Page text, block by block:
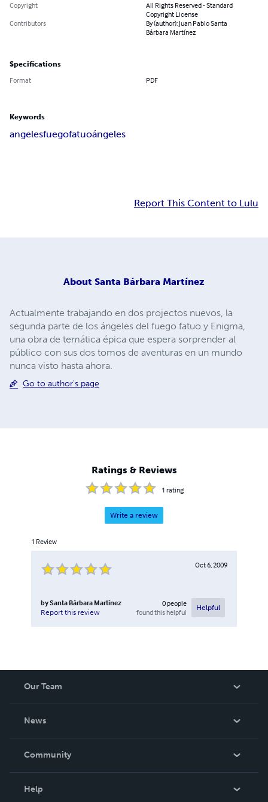
Copyright
All Rights Reserved - Standard
Copyright License
Contributors
By (author): Juan Pablo Santa
Bárbara Martínez
Specifications
Format PDF
Keywords
angelesfuegofatuoángeles
Report This Content to Lulu
About Santa Bárbara Martínez
Actualmente trabajando en dos projectos nuevos, la
segunda parte de los ángeles del fuego fatuo y Enigma,
una obra de temática épica que espera sorprender al
público con sus dos tomos de aventuras en un mundo
nunca visto hasta ahora.
Go to author's page
Ratings & Reviews
1 rating
Write a review
1 Review
Oct 6, 2009
bySanta Bárbara Martínez
Report this review
0people
found this helpful
Helpful
Our Team
News
In The News
Community
Help